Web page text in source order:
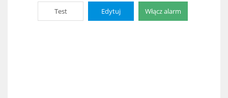
Test Edytuj Włącz alarm